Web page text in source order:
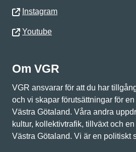
Instagram
Youtube
Om VGR
VGR ansvarar för att du har
och vi skapar förutsättningar för
Västra Götaland. Våra andra
kultur, kollektivtrafik, tillväxt och
Västra Götaland. Vi är en politiskt